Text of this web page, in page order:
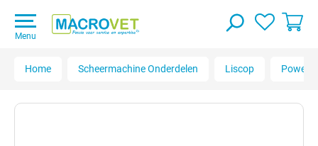
Menu
Home Scheermachine Onderdelen Liscop